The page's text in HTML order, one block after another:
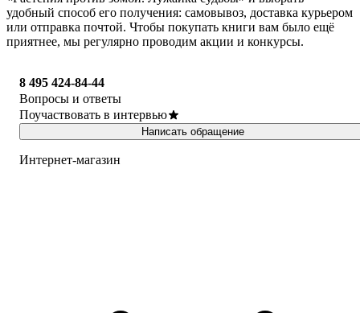
удобный способ его получения: самовывоз, доставка курьером
или отправка почтой. Чтобы покупать книги вам было ещё
приятнее, мы регулярно проводим акции и конкурсы.
8 495 424-84-44
Вопросы и ответы
Поучаствовать в интервью
Написать обращение
Интернет-магазин